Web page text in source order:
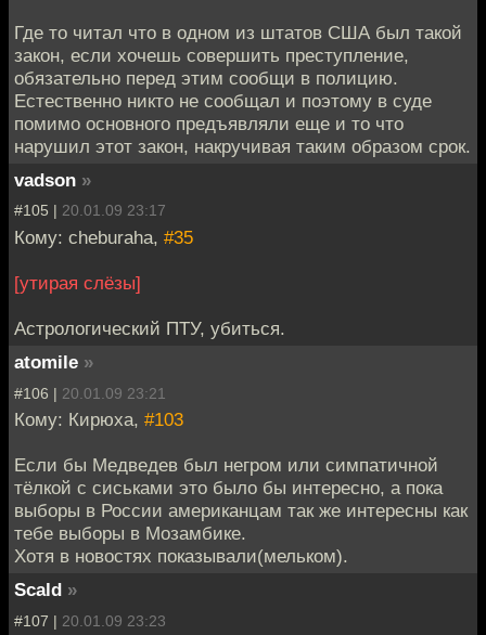
Где то читал что в одном из штатов США был такой
закон, если хочешь совершить преступление,
обязательно перед этим сообщи в полицию.
Естественно никто не сообщал и поэтому в суде
помимо основного предъявляли еще и то что
нарушил этот закон, накручивая таким образом срок.
vadson »
#105 | 20.01.09 23:17
Кому: cheburaha, #35
[утирая слёзы]
Астрологический ПТУ, убиться.
atomile »
#106 | 20.01.09 23:21
Кому: Кирюха, #103
Если бы Медведев был негром или симпатичной
тёлкой с сиськами это было бы интересно, а пока
выборы в России американцам так же интересны как
тебе выборы в Мозамбике.
Хотя в новостях показывали(мельком).
Scald »
#107 | 20.01.09 23:23